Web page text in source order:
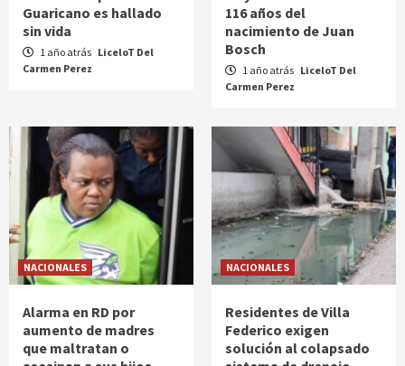
Guaricano es hallado
sin vida
1 año atrás LiceloT Del
Carmen Perez
116 años del
nacimiento de Juan
Bosch
1 año atrás LiceloT Del
Carmen Perez
NACIONALES
Alarma en RD por
aumento de madres
que maltratan o
NACIONALES
Residentes de Villa
Federico exigen
solución al colapsado